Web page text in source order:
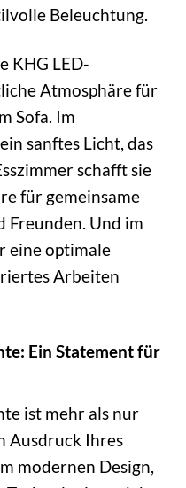
Beleuchtung.
KHG LED-
Atmosphäre für
Sofa. Im
sanftes Licht, das
schafft sie
für gemeinsame
Freunden. Und im
eine optimale
Arbeiten
Ein Statement für
ist mehr als nur
Ausdruck Ihres
modernen Design,